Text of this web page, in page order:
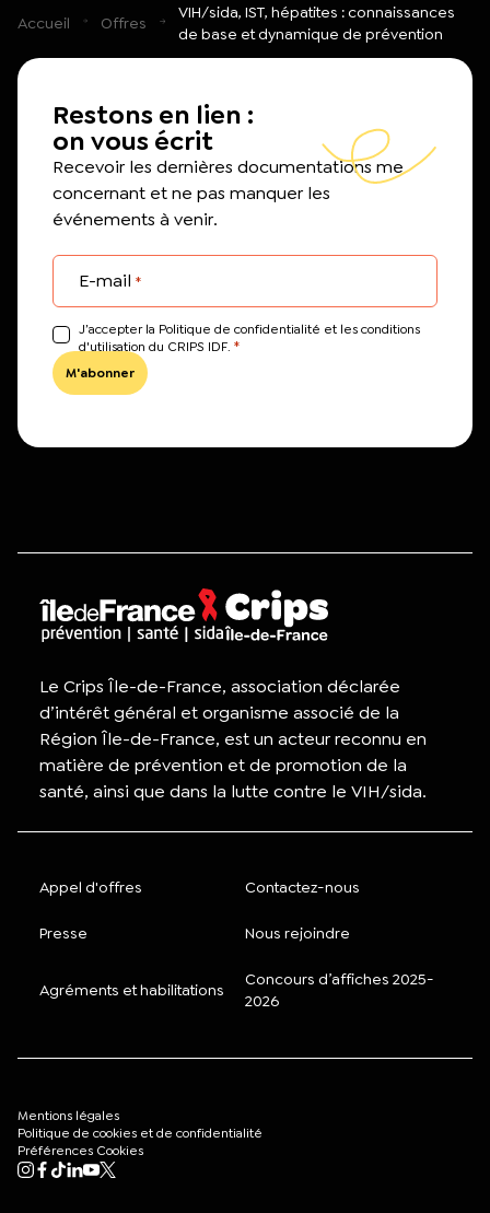
Accueil Offres
VIH/sida, IST, hépatites : connaissances
de base et dynamique de prévention
Restons en lien :
on vous écrit
Recevoir les dernières documentations me
concernant et ne pas manquer les
événements à venir.
E-mail *
J’accepter la Politique de confidentialité et les conditions
d'utilisation du CRIPS IDF. *
Le Crips Île-de-France, association déclarée
d’intérêt général et organisme associé de la
Région Île-de-France, est un acteur reconnu en
matière de prévention et de promotion de la
santé, ainsi que dans la lutte contre le VIH/sida.
Appel d'offres Contactez-nous
Presse Nous rejoindre
Agréments et habilitations
Concours d’affiches 2025-
2026
Mentions légales
Politique de cookies et de confidentialité
Préférences Cookies